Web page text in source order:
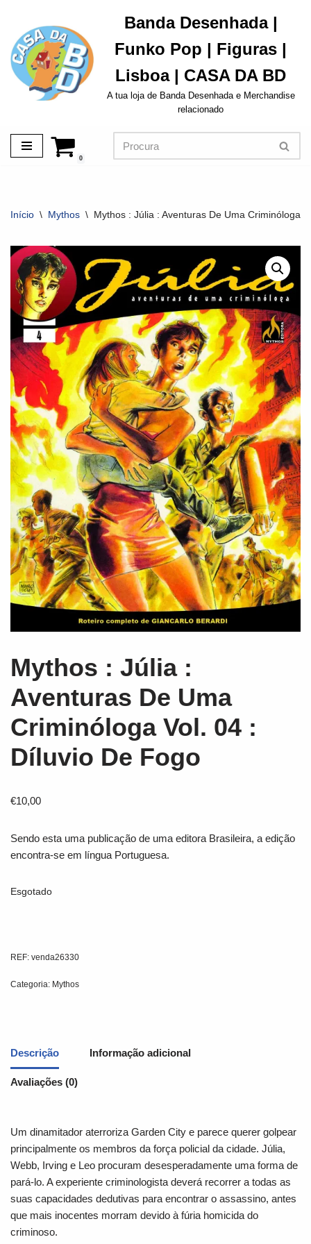
Avançar
para
o
conteúdo
Banda Desenhada |
Funko Pop | Figuras |
Lisboa | CASA DA BD
A tua loja de Banda Desenhada e Merchandise
relacionado
0
Início \ Mythos \ Mythos : Júlia : Aventuras De Uma Criminóloga
Mythos : Júlia :
Aventuras De Uma
Criminóloga Vol. 04 :
Díluvio De Fogo
€10,00
Sendo esta uma publicação de uma editora Brasileira, a edição
encontra-se em língua Portuguesa.
Esgotado
REF: venda26330
Categoria: Mythos
Descrição Informação adicional
Avaliações (0)
Um dinamitador aterroriza Garden City e parece querer golpear
principalmente os membros da força policial da cidade. Júlia,
Webb, Irving e Leo procuram desesperadamente uma forma de
pará-lo. A experiente criminologista deverá recorrer a todas as
suas capacidades dedutivas para encontrar o assassino, antes
que mais inocentes morram devido à fúria homicida do
criminoso.